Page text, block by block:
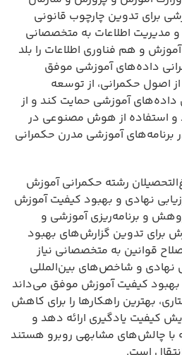
برای تدوین چارچوب قانونی
مدیریت اطلاعات به متخصصانی
و هم فناوری اطلاعات را بلد
داده‌های آموزشی موفق
اصول حکمرانی، از توسعه
آموزشی حمایت کند و از
و استفاده از هوش مصنوعی در
آموزشی مدرن حکمرانی
رشته حکمرانی آموزش
نهادی و بهبود کیفیت آموزش
و برنامه‌ریزی آموزشی و
برای تدوین گزارش‌های بهبود
قوانین به متخصصانی نیاز
نهادی و شاخص‌های بین‌المللی
کیفیت آموزش موفق می‌داند
بهترین راهکارها را برای کاهش
کیفیت یادگیری ارائه دهد و
با چالش‌های مشابهی روبرو هستند